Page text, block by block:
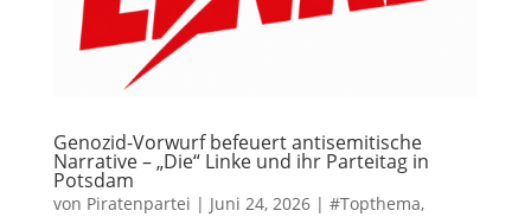
Genozid-Vorwurf befeuert antisemitische
Narrative – „Die“ Linke und ihr Parteitag in
Potsdam
von Piratenpartei | Juni 24, 2026| #Topthema,